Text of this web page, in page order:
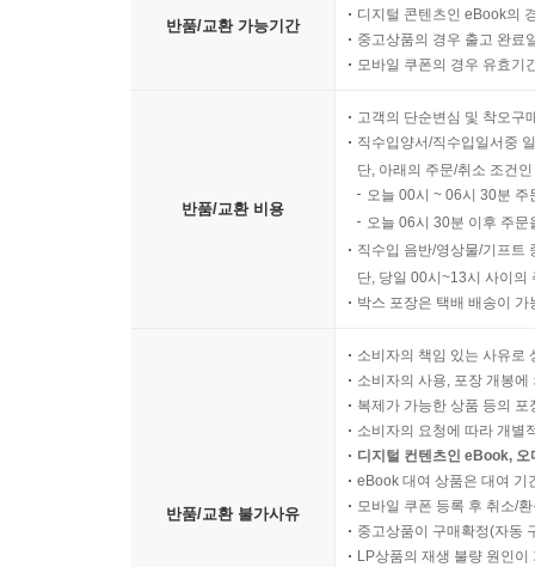
바람의 번제물 111
반품/교환 가능기간
디지털 콘텐츠인 eBook의
중고상품의 경우 출고 완료
모바일 쿠폰의 경우 유효기
반품/교환 비용
고객의 단순변심 및 착오구
직수입양서/직수입일서중
단, 아래의 주문/취소 조건
오늘 00시 ~ 06시 30분
오늘 06시 30분 이후 주
직수입 음반/영상물/기프트
단, 당일 00시~13시 사이의
박스 포장은 택배 배송이
반품/교환 불가사유
소비자의 책임 있는 사유로
소비자의 사용, 포장 개봉
복제가 가능한 상품 등의
소비자의 요청에 따라 개별
디지털 컨텐츠인 eBook,
eBook 대여 상품은 대여 기
모바일 쿠폰 등록 후 취소/
중고상품이 구매확정(자동
LP상품의 재생 불량 원인